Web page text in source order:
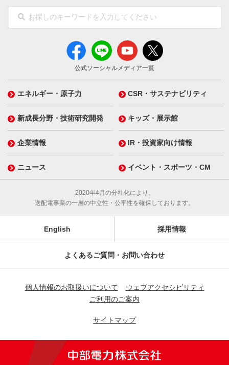
公式ソーシャルメディア一覧
エネルギー・原子力 CSR・サステナビリティ
新成長分野・技術研究開発 キッズ・展示館
企業情報 IR・投資家向け情報
ニュース イベント・スポーツ・CM
2020年4月の分社化により、
送配電事業の一層の中立性・公平性を確保しております。
English 採用情報
よくあるご質問・お問い合わせ
個人情報のお取扱いについて
ウェブアクセシビリティ
ご利用のご案内
サイトマップ